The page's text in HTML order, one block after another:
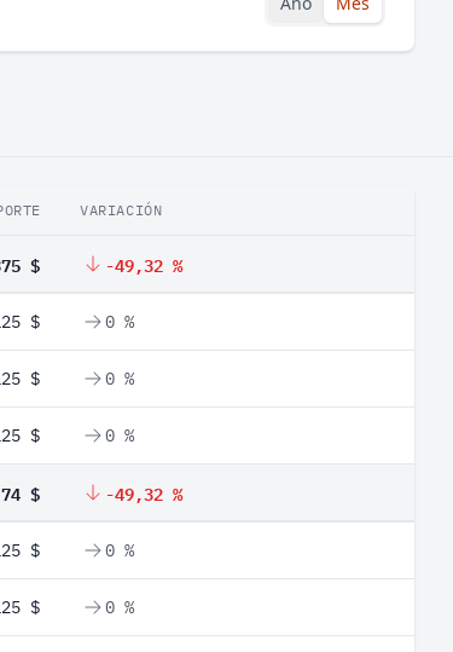
VARIACIÓN
$ -49,32 %
$ 0 %
$ 0 %
$ 0 %
$ -49,32 %
$ 0 %
$ 0 %